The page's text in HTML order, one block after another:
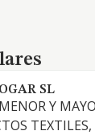
SL
Y
TEXTILES,